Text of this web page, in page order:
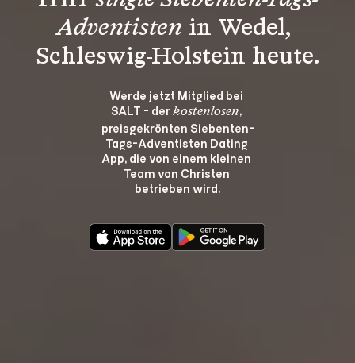
Adventisten in Wedel,
Schleswig-Holstein heute.
Werde jetzt Mitglied bei
SALT - der kostenlosen,
preisgekrönten Siebenten-
Tags-Adventisten Dating
App, die von einem kleinen
Team von Christen
betrieben wird.